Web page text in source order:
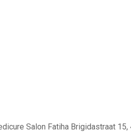
Salon Fatiha Brigidastraat